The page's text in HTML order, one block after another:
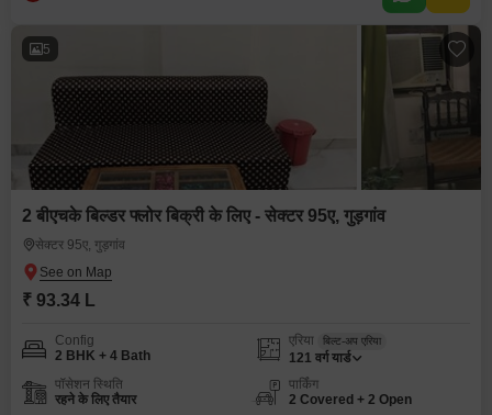
5
2 बीएचके बिल्डर फ्लोर बिक्री के लिए - सेक्टर 95ए, गुड़गांव
सेक्टर 95ए, गुड़गांव
₹ 93.34 L
Config
2 BHK + 4 Bath
एरिया बिल्ट-अप एरिया
121 वर्ग यार्ड
पॉसेशन स्थिति
रहने के लिए तैयार
पार्किंग
2 Covered + 2 Open